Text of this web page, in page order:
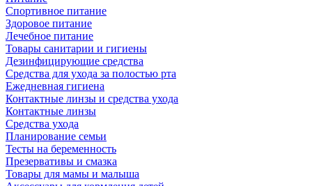
Спортивное питание
Здоровое питание
Лечебное питание
Товары санитарии и гигиены
Дезинфицирующие средства
Средства для ухода за полостью рта
Ежедневная гигиена
Контактные линзы и средства ухода
Контактные линзы
Средства ухода
Планирование семьи
Тесты на беременность
Презервативы и смазка
Товары для мамы и малыша